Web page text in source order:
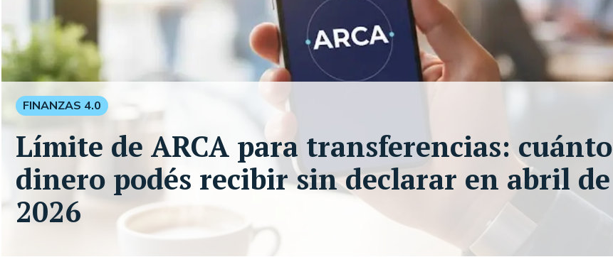
FINANZAS 4.0
Límite de ARCA para transferencias: cuánto
dinero podés recibir sin declarar en abril de
2026